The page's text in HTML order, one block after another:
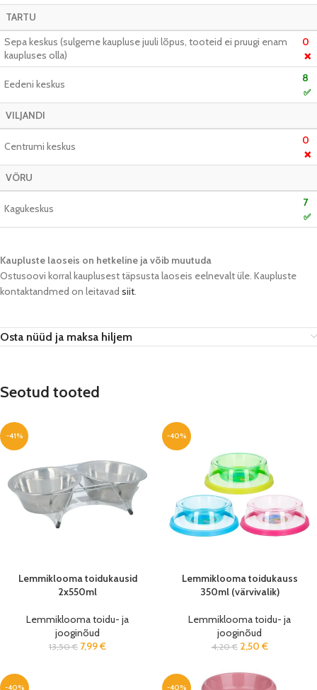
TARTU
Sepa keskus (sulgeme kaupluse juuli lõpus, tooteid ei pruugi enam
kaupluses olla)
0
❌
Eedeni keskus 8
✅
VILJANDI
Centrumi keskus 0
❌
VÕRU
Kagukeskus 7
✅
Kaupluste laoseis on hetkeline ja võib muutuda​
Ostusoovi korral kauplusest täpsusta laoseis eelnevalt üle. Kaupluste
kontaktandmed on leitavad siit.
Osta nüüd ja maksa hiljem
Seotud tooted
-41%
Lemmiklooma toidukausid
2x550ml
Lemmiklooma toidu- ja
jooginõud
13,50€ 7,99€
-40%
Lemmiklooma toidukauss
350ml (värvivalik)
Lemmiklooma toidu- ja
jooginõud
4,20€ 2,50 €
-40% -40%